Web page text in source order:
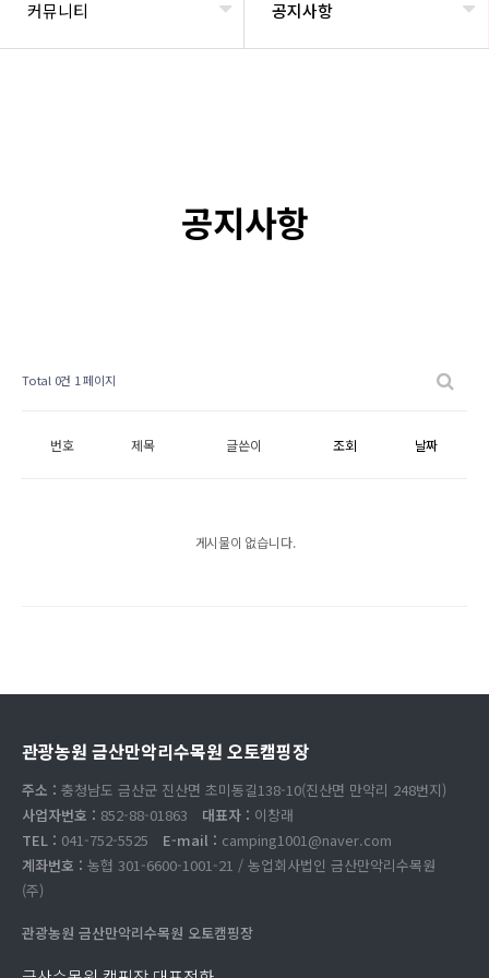
커뮤니티 공지사항
공지사항
Total 0건 1 페이지
번호 제목 글쓴이 조회 날짜
게시물이 없습니다.
관광농원 금산만악리수목원 오토캠핑장
주소 : 충청남도 금산군 진산면 초미동길138-10(진산면 만악리 248번지)
사업자번호 : 852-88-01863 대표자 : 이창래
TEL : 041-752-5525 E-mail : camping1001@naver.com
계좌번호 : 농협 301-6600-1001-21 / 농업회사법인 금산만악리수목원
(주)
관광농원 금산만악리수목원 오토캠핑장